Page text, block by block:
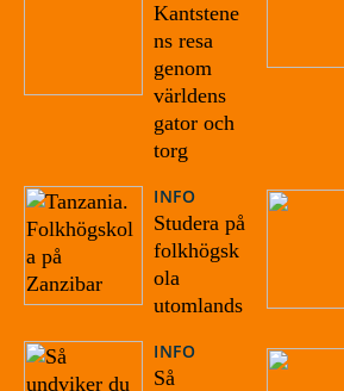
Kantstene
ns resa
genom
världens
gator och
torg
INFO
Studera på
folkhögsk
ola
utomlands
INFO
Så